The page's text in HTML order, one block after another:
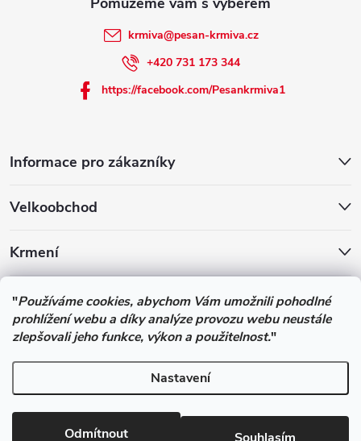
"Používáme cookies, abychom Vám umožnili pohodlné
prohlížení webu a díky analýze provozu webu neustále
zlepšovali jeho funkce, výkon a použitelnost."
Nastavení
Odmítnout
Informace pro zákazníky
Velkoobchod
Krmení
krmiva@pesan-krmiva.cz
+420 731 173 344
https://facebook.com/Pesankrmiva1
Podle zákona o evidenci tržeb je prodávající povinen vystavit
kupujícímu účtenku. Zároveň je povinen zaevidovat přijatou tržbu u
správce daně online; v případě technického výpadku pak nejpozději
do 48 hodin.
Copyright 2026Pesan-Krmiva - obchod s chovatelskými potřebami.
Všechna práva vyhrazena.Upravit nastavení cookies